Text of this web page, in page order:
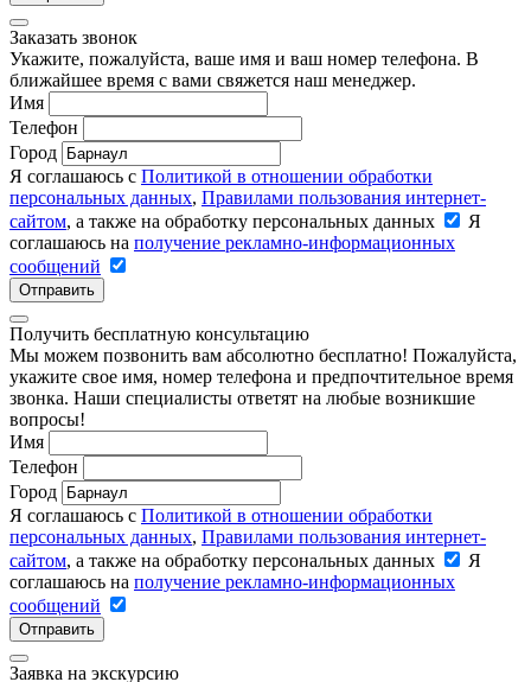
Заказать звонок
Укажите, пожалуйста, ваше имя и ваш номер телефона. В
ближайшее время с вами свяжется наш менеджер.
Имя
Телефон
Город
Я соглашаюсь с Политикой в отношении обработки
персональных данных, Правилами пользования интернет-
сайтом, а также на обработку персональных данных
Я
соглашаюсь на получение рекламно-информационных
сообщений
Отправить
Получить бесплатную консультацию
Мы можем позвонить вам абсолютно бесплатно! Пожалуйста,
укажите свое имя, номер телефона и предпочтительное время
звонка. Наши специалисты ответят на любые возникшие
вопросы!
Имя
Телефон
Город
Я соглашаюсь с Политикой в отношении обработки
персональных данных, Правилами пользования интернет-
сайтом, а также на обработку персональных данных
Я
соглашаюсь на получение рекламно-информационных
сообщений
Отправить
Заявка на экскурсию